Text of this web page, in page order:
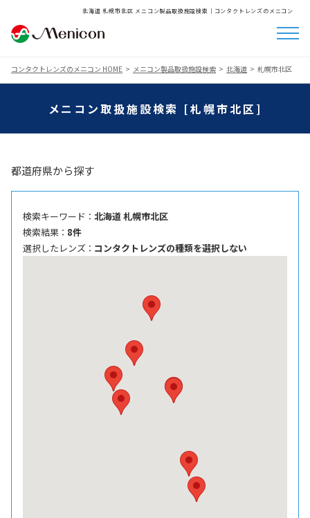
北海道 札幌市北区 メニコン製品取扱施設検索│コンタクトレンズのメニコン
コンタクトレンズのメニコン HOME メニコン製品取扱施設検索 北海道 札幌市北区
メニコン取扱施設検索 [札幌市北区]
都道府県から探す
検索キーワード ： 北海道 札幌市北区
検索結果 ： 8件
選択したレンズ ： コンタクトレンズの種類を選択しない